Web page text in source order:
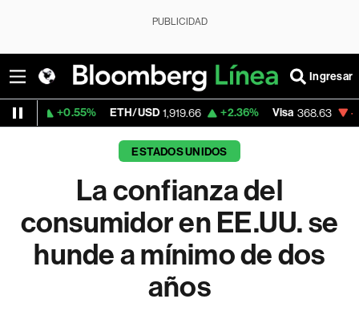
PUBLICIDAD
Ingresar
ETH/USD 1,919.66 +2.36% Visa 368.63 -0.26%
ESTADOS UNIDOS
La confianza del
consumidor en EE.UU. se
hunde a mínimo de dos
años